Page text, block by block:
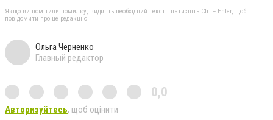
Якщо ви помітили помилку, виділіть необхідний текст і натисніть Ctrl + Enter, щоб
повідомити про це редакцію
Ольга Черненко
Главный редактор
0,0
Авторизуйтесь, щоб оцінити